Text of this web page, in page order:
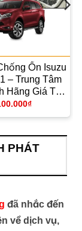
Ồn Isuzu
– Trung Tâm
Hãng Giá Tốt
₫
PHÁT
đã nhắc đến
về dịch vụ,